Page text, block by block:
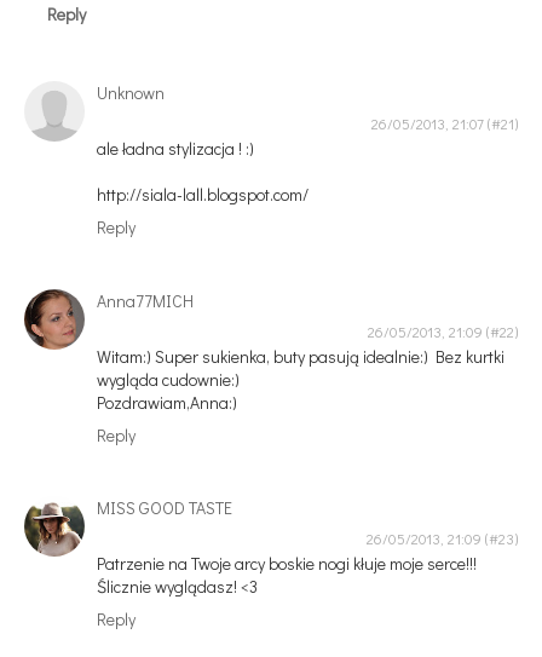
Reply
Unknown
26/05/2013, 21:07
ale ładna stylizacja ! :)
http://siala-lall.blogspot.com/
Reply
Anna77MICH
26/05/2013, 21:09
Witam:) Super sukienka, buty pasują idealnie:) Bez kurtki
wygląda cudownie:)
Pozdrawiam,Anna:)
Reply
MISS GOOD TASTE
26/05/2013, 21:09
Patrzenie na Twoje arcy boskie nogi kłuje moje serce!!!
Ślicznie wyglądasz! <3
Reply